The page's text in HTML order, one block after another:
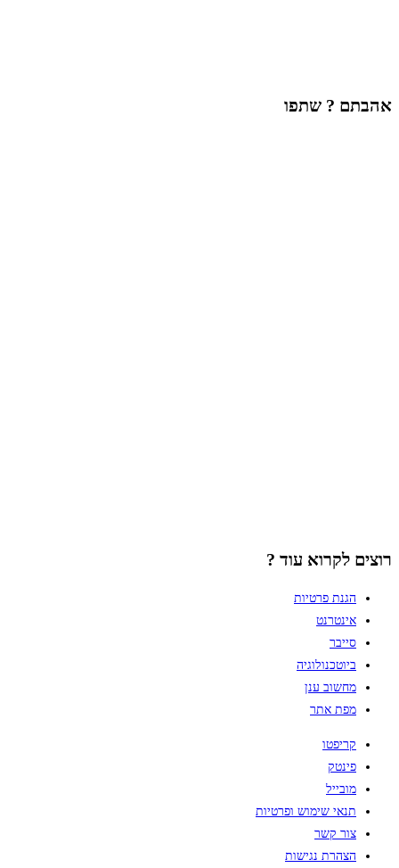
אהבתם ? שתפו
רוצים לקרוא עוד ?
הגנת פרטיות
אינטרנט
סייבר
ביוטכנולוגיה
מחשוב ענן
מפת אתר
קריפטו
פינטק
מובייל
תנאי שימוש ופרטיות
צור קשר
הצהרת נגישות